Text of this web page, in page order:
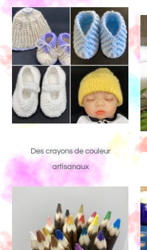
Des crayons de couleur
artisanaux